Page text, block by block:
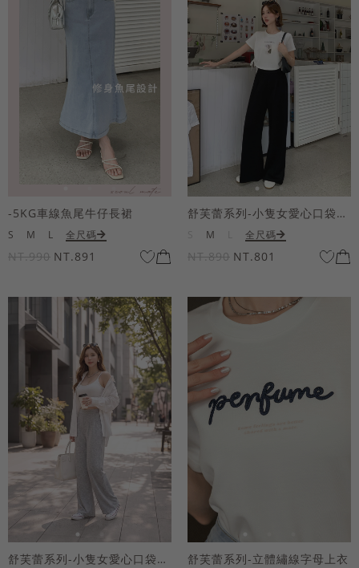
-5KG車線魚尾牛仔長裙
S M L 全尺碼
NT.990 NT.891
舒芙蕾系列-小隻女愛心口袋寬褲
M 全尺碼
NT.890 NT.801
舒芙蕾系列-小隻女愛心口袋寬褲 舒芙蕾系列-立體繡線字母上衣